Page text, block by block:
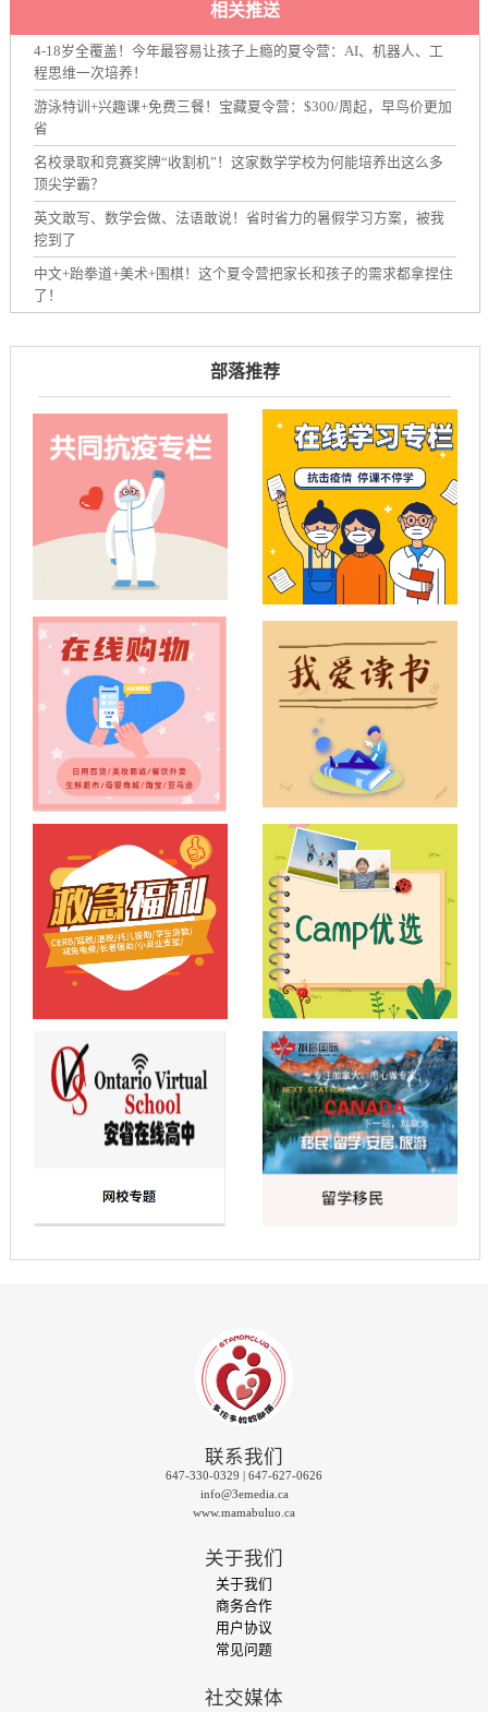
相关推送
4-18岁全覆盖！今年最容易让孩子上瘾的夏令营：AI、机器人、工
程思维一次培养！
游泳特训+兴趣课+免费三餐！宝藏夏令营：$300/周起，早鸟价更加
省
名校录取和竞赛奖牌“收割机”！这家数学学校为何能培养出这么多
顶尖学霸？
英文敢写、数学会做、法语敢说！省时省力的暑假学习方案，被我
挖到了
中文+跆拳道+美术+围棋！这个夏令营把家长和孩子的需求都拿捏住
了！
部落推荐
联系我们
647-330-0329 | 647-627-0626
info@3emedia.ca
www.mamabuluo.ca
关于我们
关于我们
商务合作
用户协议
常见问题
社交媒体